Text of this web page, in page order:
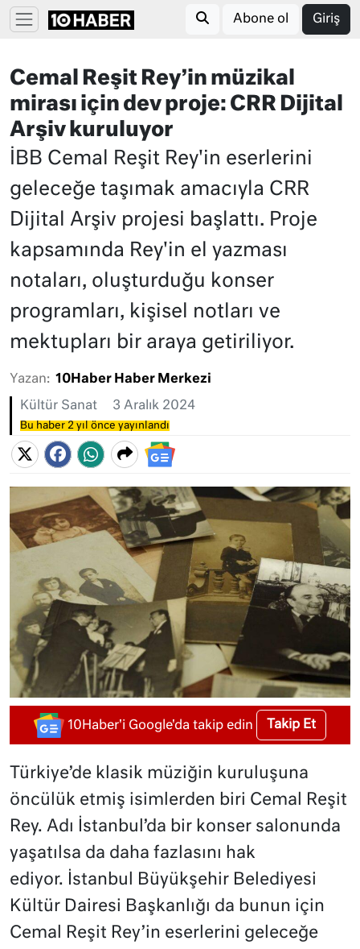
Abone ol Giriş
Cemal Reşit Rey’in müzikal
mirası için dev proje: CRR Dijital
Arşiv kuruluyor
İBB Cemal Reşit Rey'in eserlerini
geleceğe taşımak amacıyla CRR
Dijital Arşiv projesi başlattı. Proje
kapsamında Rey'in el yazması
notaları, oluşturduğu konser
programları, kişisel notları ve
mektupları bir araya getiriliyor.
Yazan: 10Haber Haber Merkezi
Kültür Sanat 3 Aralık 2024
Bu haber 2 yıl önce yayınlandı
10Haber'i Google'da takip edin Takip Et
Türkiye’de klasik müziğin kuruluşuna
öncülük etmiş isimlerden biri Cemal Reşit
Rey. Adı İstanbul’da bir konser salonunda
yaşatılsa da daha fazlasını hak
ediyor. İstanbul Büyükşehir Belediyesi
Kültür Dairesi Başkanlığı da bunun için
Cemal Reşit Rey’in eserlerini geleceğe